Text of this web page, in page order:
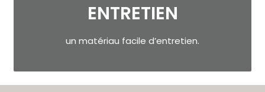
ENTRETIEN
un matériau facile d’entretien.